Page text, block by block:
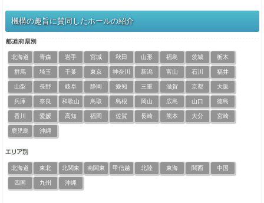
機構の趣旨に賛同したホールの紹介
北海道 青森 岩手 宮城 秋田 山形 福島 茨城 栃木
群馬 埼玉 千葉 東京 神奈川 新潟 富山 石川 福井
山梨 長野 岐阜 静岡 愛知 三重 滋賀 京都 大阪
兵庫 奈良 和歌山 鳥取 島根 岡山 広島 山口 徳島
香川 愛媛 高知 福岡 佐賀 長崎 熊本 大分 宮崎
鹿児島 沖縄
北海道 東北 北関東 南関東 甲信越 北陸 東海 関西 中国
四国 九州 沖縄